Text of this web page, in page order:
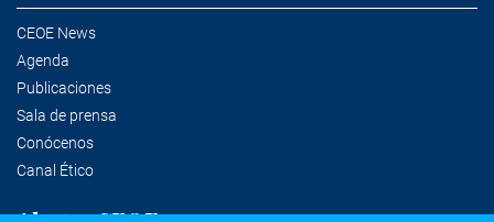
CEOE News
Agenda
Publicaciones
Sala de prensa
Conócenos
Canal Ético